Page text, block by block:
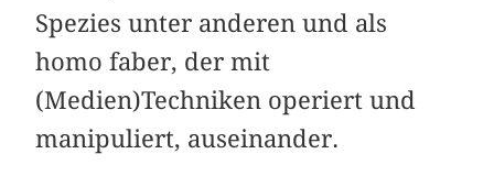
Spezies unter anderen und als
homo faber, der mit
(Medien)Techniken operiert und
manipuliert, auseinander.